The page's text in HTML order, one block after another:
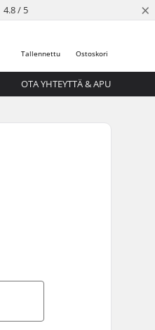
4.8 / 5 ×
Ostoskori
Tallennettu
OTA YHTEYTTÄ & APU